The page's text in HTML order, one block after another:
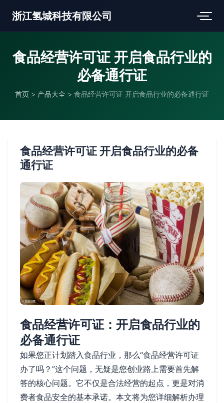
浙江氢城科技有限公司
食品经营许可证 开启食品行业的
必备通行证
首页 > 产品大全 > 食品经营许可证 开启食品行业的必备通行证
食品经营许可证 开启食品行业的必备
通行证
食品经营许可证：开启食品行业的
必备通行证
如果您正计划踏入食品行业，那么“食品经营许可证
办了吗？”这个问题，无疑是您创业路上需要首先解
答的核心问题。它不仅是合法经营的起点，更是对消
费者食品安全的基本承诺。本文将为您详细解析办理